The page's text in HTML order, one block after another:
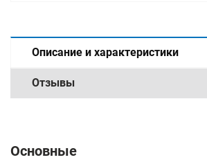
Описание и характеристики
Отзывы
Основные